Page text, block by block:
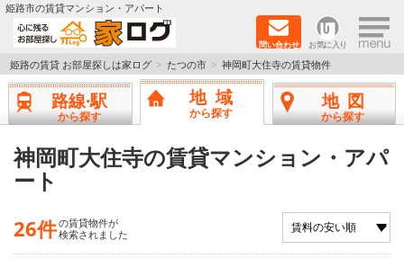
姫路市の賃貸マンション・アパート
問い合わせ お気に入り ×
TOPページ
新築物件
ペットOK物件
戸建物件
保証人不要物件
姫路の賃貸 お部屋探しは家ログ たつの市 神岡町大住寺の賃貸物件
路線·駅
から探す
地域
から探す
地図
から探す
神岡町大住寺の賃貸マンション・アパ
ート
26件の賃貸物件が
検索されました